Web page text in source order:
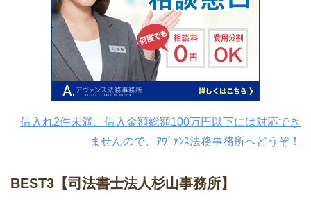
借入れ2件未満、借入金額総額100万円以下には対応でき
ませんので、ｱｳﾞｧﾝｽ法務事務所へどうぞ！
BEST3【司法書士法人杉山事務所】